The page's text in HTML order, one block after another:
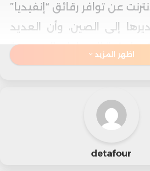
عن توافر رقائق “إنفيديا”
إلى الصين، وأن العديد
وفرة الإمدادات الموجودة
الموردين هذه تلبي بشكل
شركات الذكاء الاصطناعي
كاملة مزودة بالرقائق
اظهر المزيد
detafour